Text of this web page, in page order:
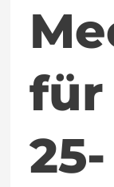
für
25-